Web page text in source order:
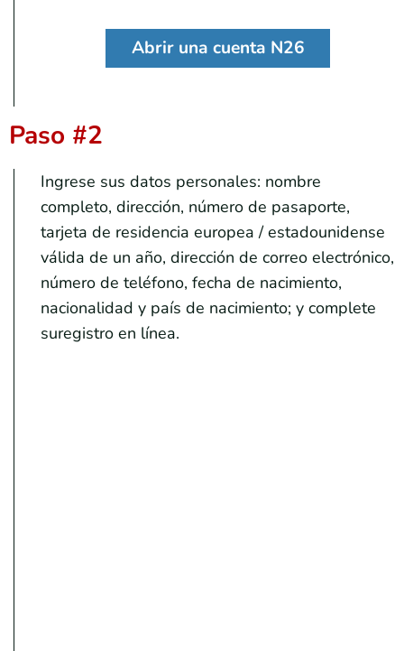
Abrir una cuenta N26
Paso #2
Ingrese sus datos personales: nombre
completo, dirección, número de pasaporte,
tarjeta de residencia europea / estadounidense
válida de un año, dirección de correo electrónico,
número de teléfono, fecha de nacimiento,
nacionalidad y país de nacimiento; y complete
suregistro en línea.